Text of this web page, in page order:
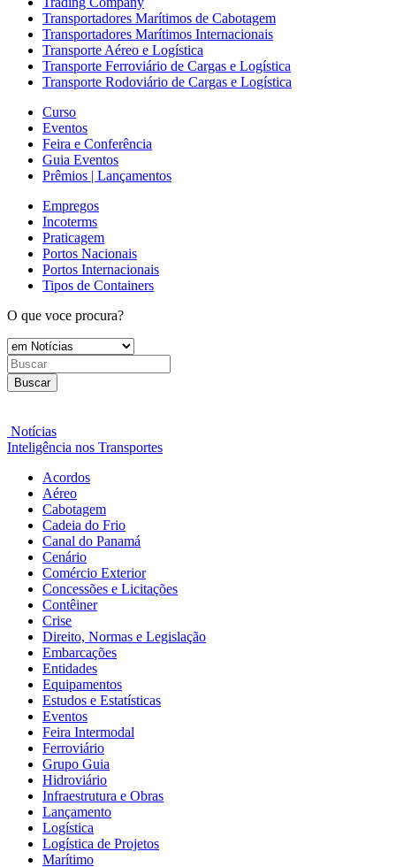
Transportadores Marítimos de Cabotagem
Transportadores Marítimos Internacionais
Transporte Aéreo e Logística
Transporte Ferroviário de Cargas e Logística
Transporte Rodoviário de Cargas e Logística
Curso
Eventos
Feira e Conferência
Guia Eventos
Prêmios | Lançamentos
Empregos
Incoterms
Praticagem
Portos Nacionais
Portos Internacionais
Tipos de Containers
O que voce procura?
Buscar
Notícias
Inteligência nos Transportes
Acordos
Aéreo
Cabotagem
Cadeia do Frio
Canal do Panamá
Cenário
Comércio Exterior
Concessões e Licitações
Contêiner
Crise
Direito, Normas e Legislação
Embarcações
Entidades
Equipamentos
Estudos e Estatísticas
Eventos
Feira Intermodal
Ferroviário
Grupo Guia
Hidroviário
Infraestrutura e Obras
Lançamento
Logística
Logística de Projetos
Marítimo